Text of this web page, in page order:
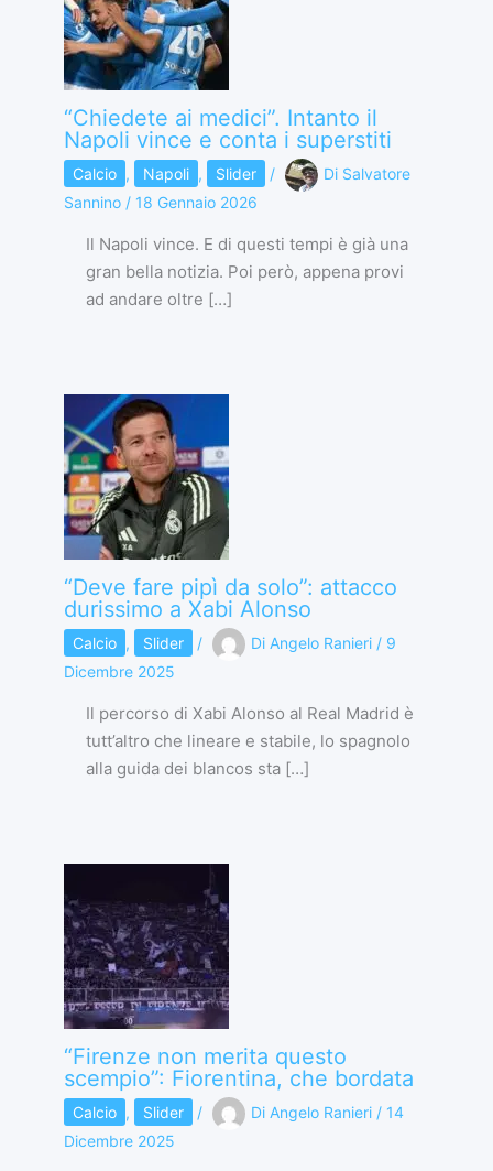
“Chiedete ai medici”. Intanto il
Napoli vince e conta i superstiti
Calcio , Napoli , Slider / Di Salvatore
Sannino / 18 Gennaio 2026
Il Napoli vince. E di questi tempi è già una
gran bella notizia. Poi però, appena provi
ad andare oltre […]
“Deve fare pipì da solo”: attacco
durissimo a Xabi Alonso
Calcio , Slider / Di Angelo Ranieri / 9
Dicembre 2025
Il percorso di Xabi Alonso al Real Madrid è
tutt’altro che lineare e stabile, lo spagnolo
alla guida dei blancos sta […]
“Firenze non merita questo
scempio”: Fiorentina, che bordata
Calcio , Slider / Di Angelo Ranieri / 14
Dicembre 2025